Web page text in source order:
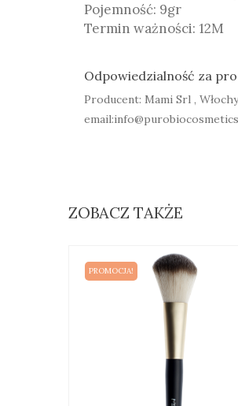
Pojemność: 9gr
Termin ważności: 12M
Odpowiedzialność za
Producent: Mami Srl ,
ZOBACZ TAKŻE
PROMOCJA!